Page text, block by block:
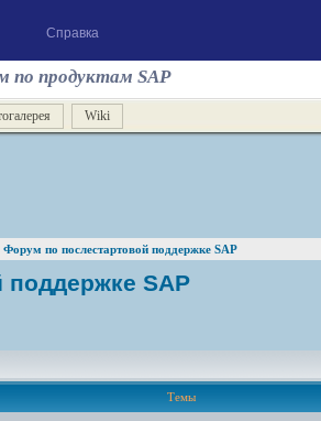
Справка
по продуктам SAP
Wiki
Форум по послестартовой поддержке SAP
SAP
Темы